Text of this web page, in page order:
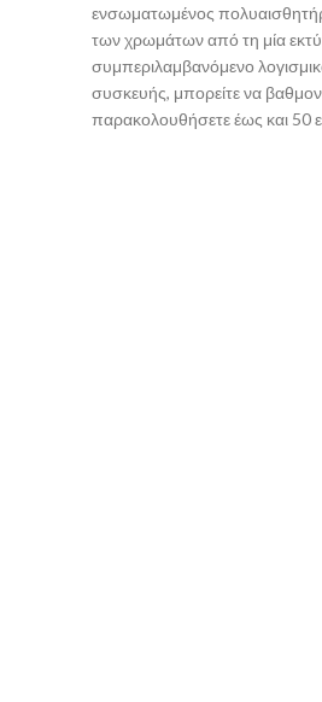
ενσωματωμένος
των χρωμάτων από τη μία
συμπεριλαμβανόμενο
συσκευής, μπορείτε να
παρακολουθήσετε έως και 50